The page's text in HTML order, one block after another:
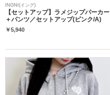
INGNI(イング)
【セットアップ】ラメジップパーカー
＋パンツ／セットアップ(ピンク/A)
￥5,940